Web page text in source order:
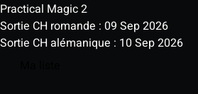
Practical Magic 2
Sortie CH romande : 09 Sep 2026
Sortie CH alémanique : 10 Sep 2026